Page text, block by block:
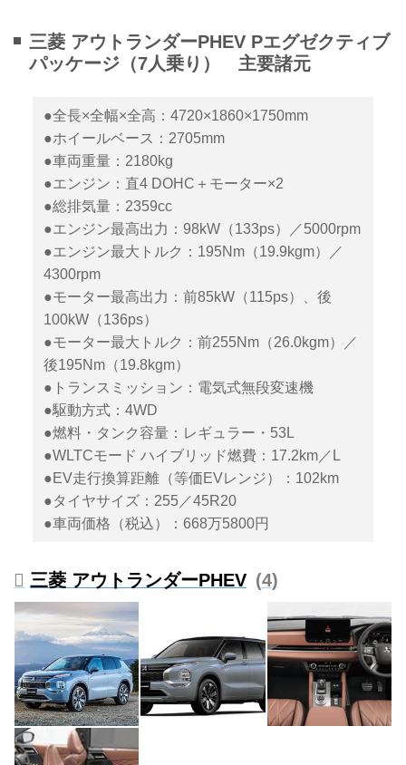
三菱 アウトランダーPHEV Pエグゼクティブ
パッケージ（7人乗り） 主要諸元
●全長×全幅×全高：4720×1860×1750mm
●ホイールベース：2705mm
●車両重量：2180kg
●エンジン：直4 DOHC＋モーター×2
●総排気量：2359cc
●エンジン最高出力：98kW（133ps）／5000rpm
●エンジン最大トルク：195Nm（19.9kgm）／
4300rpm
●モーター最高出力：前85kW（115ps）、後
100kW（136ps）
●モーター最大トルク：前255Nm（26.0kgm）／
後195Nm（19.8kgm）
●トランスミッション：電気式無段変速機
●駆動方式：4WD
●燃料・タンク容量：レギュラー・53L
●WLTCモード ハイブリッド燃費：17.2km／L
●EV走行換算距離（等価EVレンジ）：102km
●タイヤサイズ：255／45R20
●車両価格（税込）：668万5800円
三菱 アウトランダーPHEV 4